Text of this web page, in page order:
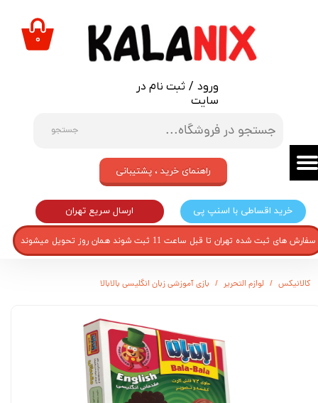
جستجو
ورود / ثبت نام در
سایت
حساب کاربری من
تغییر گذر واژه
خروج از حساب کاربری
۰
خرید اقساطی با اسنپ پی ارسال سریع تهران
راهنمای خرید ، پشتیبانی
سفارش های ثبت شده تهران تا قبل ساعت 11 ثبت شوند همان روز تحویل میشوند
کالانیکس لوازم التحریر بازی آموزشی زبان انگلیسی بالابالا